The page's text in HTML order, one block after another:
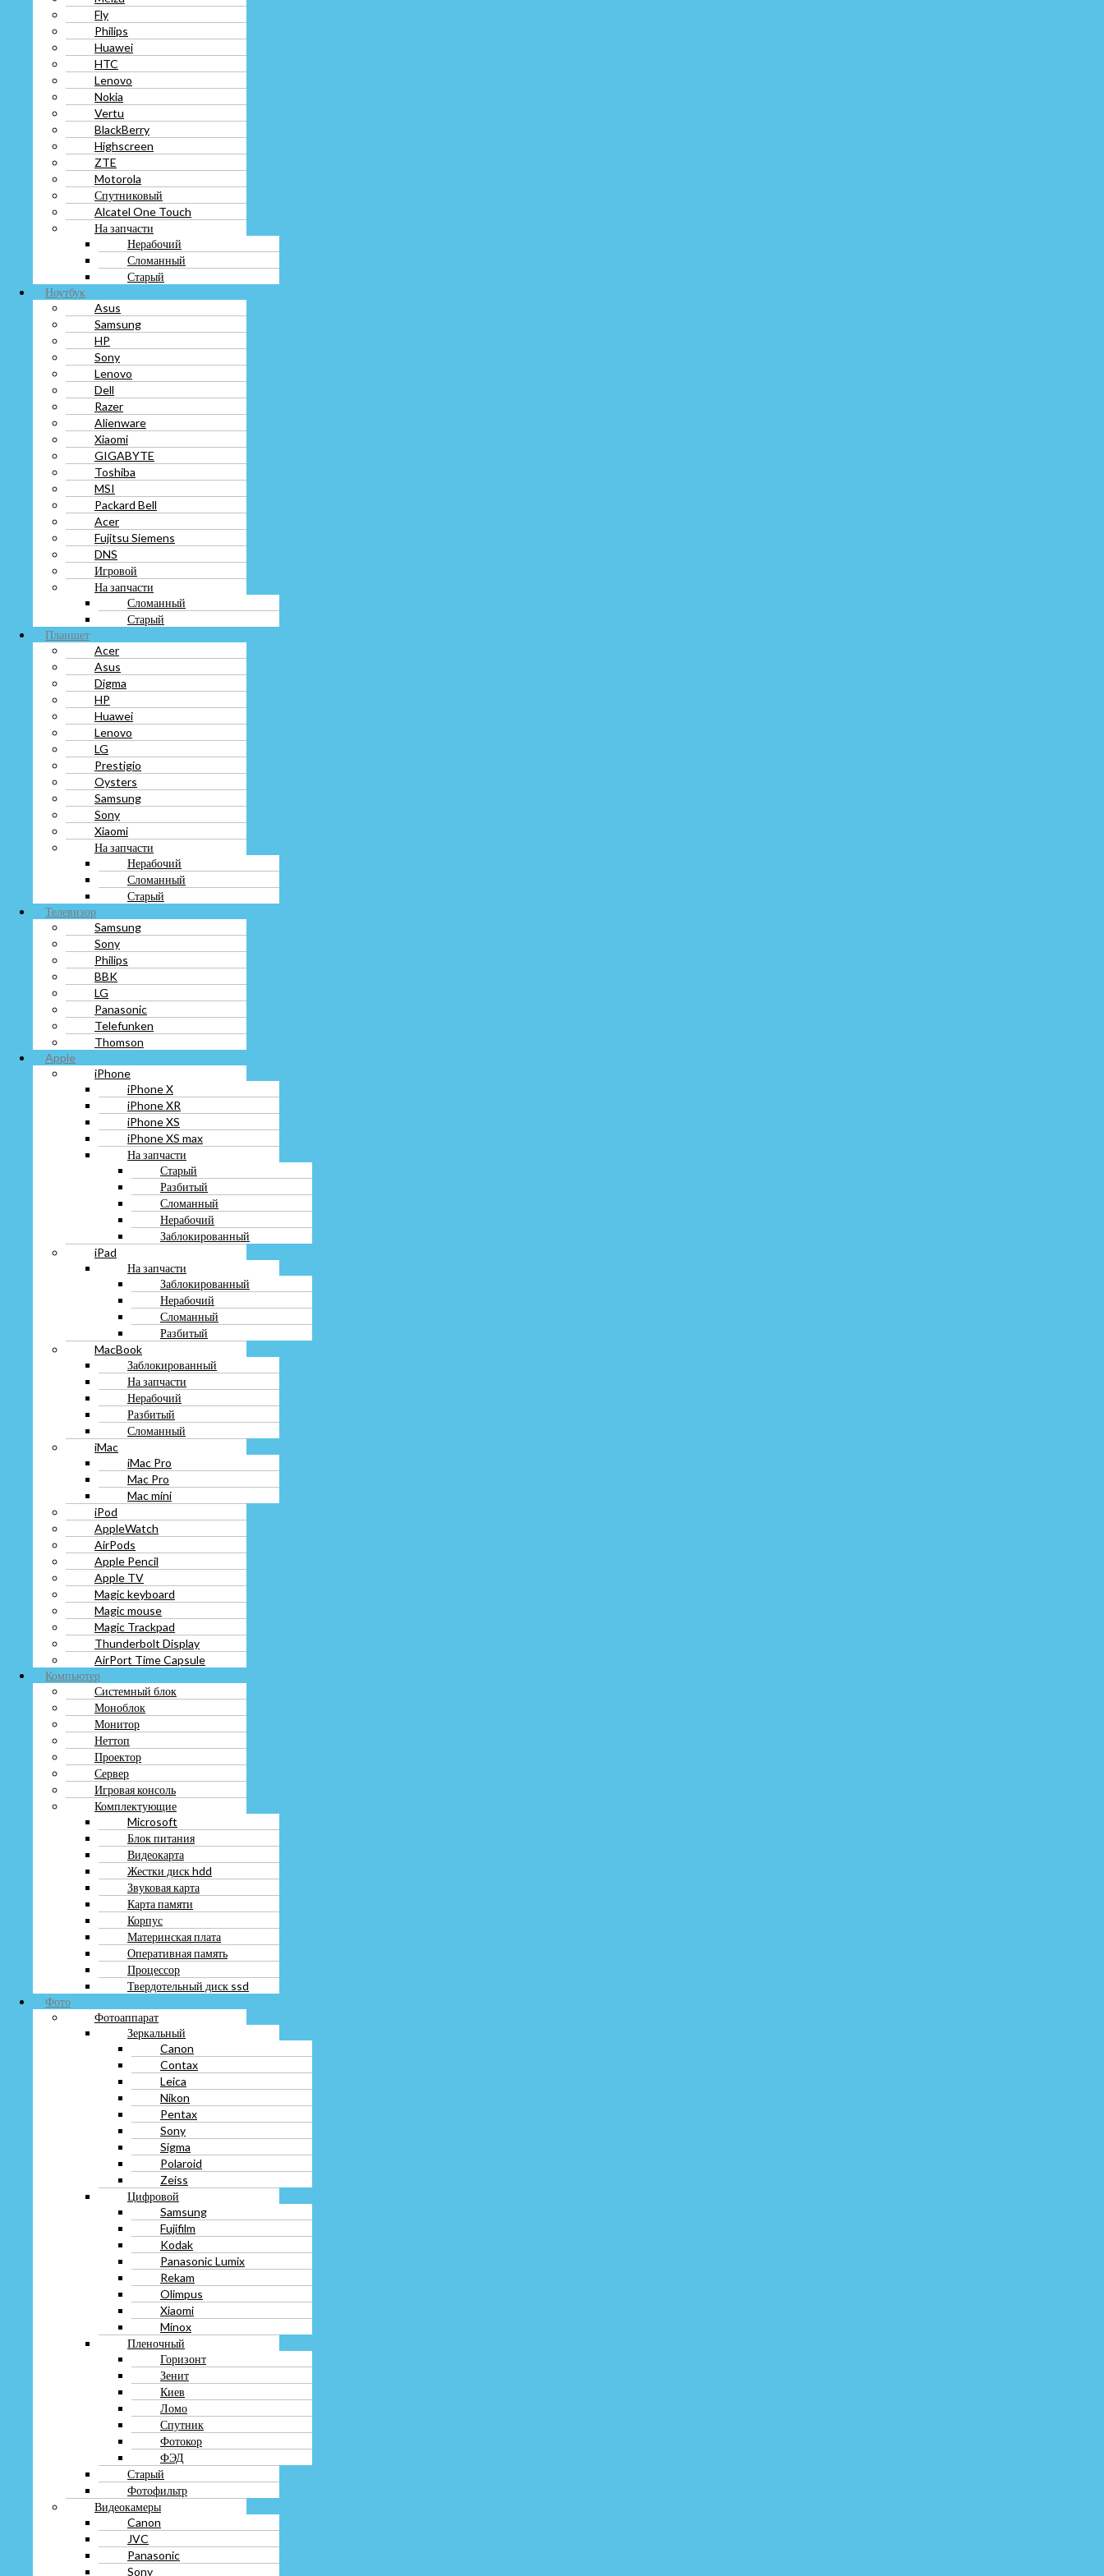
Fly
Philips
Huawei
HTC
Lenovo
Nokia
Vertu
BlackBerry
Highscreen
ZTE
Motorola
Спутниковый
Alcatel One Touch
На запчасти
Нерабочий
Сломанный
Старый
Ноутбук
Asus
Samsung
HP
Sony
Lenovo
Dell
Razer
Alienware
Xiaomi
GIGABYTE
Toshiba
MSI
Packard Bell
Acer
Fujitsu Siemens
DNS
Игровой
На запчасти
Сломанный
Старый
Планшет
Acer
Asus
Digma
HP
Huawei
Lenovo
LG
Prestigio
Oysters
Samsung
Sony
Xiaomi
На запчасти
Нерабочий
Сломанный
Старый
Телевизор
Samsung
Sony
Philips
BBK
LG
Panasonic
Telefunken
Thomson
Apple
iPhone
iPhone X
iPhone XR
iPhone XS
iPhone XS max
На запчасти
Старый
Разбитый
Сломанный
Нерабочий
Заблокированный
iPad
На запчасти
Заблокированный
Нерабочий
Сломанный
Разбитый
MacBook
Заблокированный
На запчасти
Нерабочий
Разбитый
Сломанный
iMac
iMac Pro
Mac Pro
Mac mini
iPod
AppleWatch
AirPods
Apple Pencil
Apple TV
Magic keyboard
Magic mouse
Magic Trackpad
Thunderbolt Display
AirPort Time Capsule
Компьютер
Системный блок
Моноблок
Монитор
Неттоп
Проектор
Сервер
Игровая консоль
Комплектующие
Microsoft
Блок питания
Видеокарта
Жестки диск hdd
Звуковая карта
Карта памяти
Корпус
Материнская плата
Оперативная память
Процессор
Твердотельный диск ssd
Фото
Фотоаппарат
Зеркальный
Canon
Contax
Leica
Nikon
Pentax
Sony
Sigma
Polaroid
Zeiss
Цифровой
Samsung
Fujifilm
Kodak
Panasonic Lumix
Rekam
Olimpus
Xiaomi
Minox
Пленочный
Горизонт
Зенит
Киев
Ломо
Спутник
Фотокор
ФЭД
Старый
Фотофильтр
Видеокамеры
Canon
JVC
Panasonic
Sony
На запчасти
Нерабочий
Сломанный
Старый
Ноутбук
Asus
HP
Sony
Lenovo
Dell
Razer
Alienware
Xiaomi
Сломанный
Старый
Планшет
Acer
Asus
Digma
Huawei
Lenovo
LG
Prestigio
Oysters
Samsung
Sony
BBK
LG
Panasonic
Telefunken
Thomson
Apple
iPhone
iPhone X
iPhone XR
iPhone XS
iPhone XS max
На запчасти
Старый
Разбитый
Сломанный
Нерабочий
Заблокированный
iPad
MacBook
Заблокированный
Разбитый
Сломанный
iMac
iMac Pro
Mac Pro
Mac mini
iPod
AppleWatch
AirPods
Apple Pencil
Apple TV
Magic keyboard
Magic mouse
Magic Trackpad
Thunderbolt Display
Компьютер
Игровая консоль
Комплектующие
Microsoft
Блок питания
Видеокарта
Жестки диск hdd
Звуковая карта
Карта памяти
Корпус
Материнская плата
Оперативная память
Процессор
Твердотельный диск ssd
Фото
Фотоаппарат
Зеркальный
Sigma
Kodak
Panasonic Lumix
Rekam
Olimpus
Xiaomi
Minox
Пленочный
Горизонт
Киев
Ломо
Спутник
Фотокор
Видеокамеры
Объектив
Штатив
Фотовспышка
Часы
Антикварные
Брендовые
Наручные
Советские
Старые